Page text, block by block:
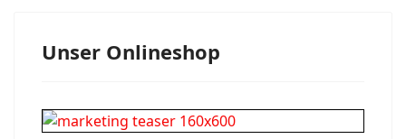
Unser Onlineshop